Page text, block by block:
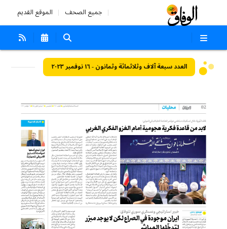
جميع الصحف الموقع القديم
العدد سبعة آلاف وثلاثمائة وثمانون - ١٦ نوفمبر ٢٠٢٣